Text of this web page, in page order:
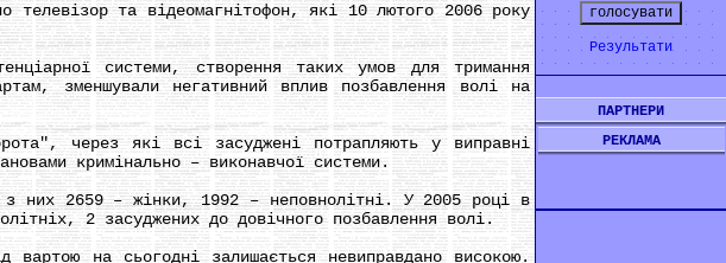
та відеомагнітофон, які 10 лютого 2006 року
системи, створення таких умов для тримання
зменшували негативний вплив позбавлення волі на
через які всі засуджені потрапляють у виправні
кримінально – виконавчої системи.
2659 – жінки, 1992 – неповнолітні. У 2005 році в
2 засуджених до довічного позбавлення волі.
на сьогодні залишається невиправдано високою.
Результати
ПАРТНЕРИ
РЕКЛАМА